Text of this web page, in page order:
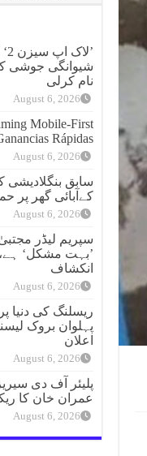
شیوانگی جوشی
نام کرلی
August 6, 2026
Mobile‑First
Rápidas
August 6, 2026
سابق
کےآبائی گھر پر
August 6, 2026
سپریم لیڈر
’بہت مشکل‘
انکشاف
August 6, 2026
ریسلنگ کی دنیا
پہلوان بروک
اعلان
August 6, 2026
پلیئر آف دی
عمران خان کا
August 6, 2026